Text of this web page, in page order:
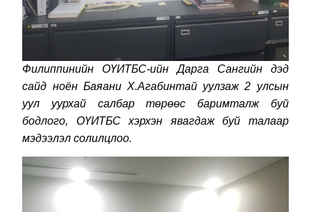
Филиппинийн ОҮИТБС-ийн Дарга Сангийн дэд
сайд ноён Баяани Х.Агабинтай уулзаж 2 улсын
уул уурхай салбар төрөөс баримталж буй
бодлого, ОҮИТБС хэрхэн явагдаж буй талаар
мэдээлэл солилцлоо.